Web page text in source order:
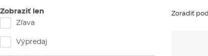
Zobraziť len
Zľava
Výpredaj
Zoradiť